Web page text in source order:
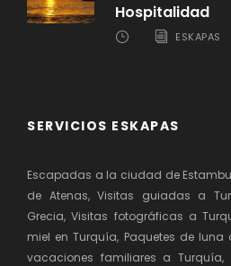
Hospitalidad
ESKAPAS
SERVICIOS ESKAPAS
Escapadas a la ciudad de
de Atenas, Visitas guiadas a
Grecia, Visitas fotográficas a
miel en Turquía, Paquetes de
vacaciones familiares a Turquía,